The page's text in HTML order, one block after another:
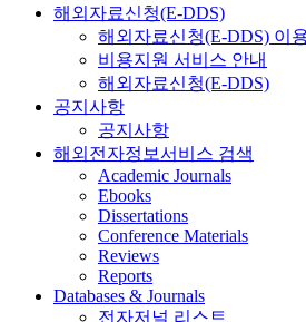
해외자료신청(E-DDS)
해외자료신청(E-DDS) 이
비용지원 서비스 안내
해외자료신청(E-DDS)
공지사항
공지사항
해외전자정보서비스 검색
Academic Journals
Ebooks
Dissertations
Conference Materials
Reviews
Reports
Databases & Journals
전자저널 리스트